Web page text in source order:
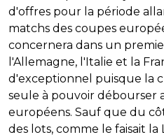
d'offres pour la période
matchs des coupes
concernera dans un
l'Allemagne, l'Italie et la
d'exceptionnel puisque la
seule à pouvoir débourser
européens. Sauf que du
des lots, comme le faisait